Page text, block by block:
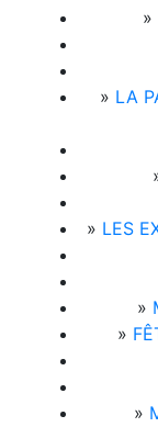
»
» LA
» LES
»
»
»